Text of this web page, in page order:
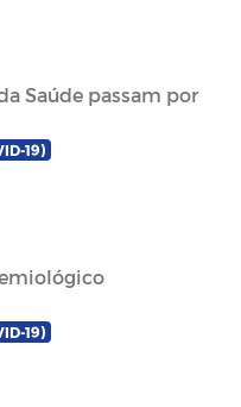
Saúde passam por
19)
19)